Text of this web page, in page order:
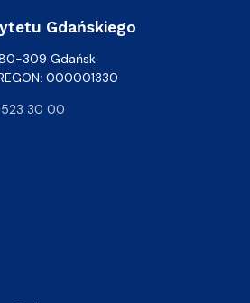
Gdańskiego
309 Gdańsk
000001330
30 00